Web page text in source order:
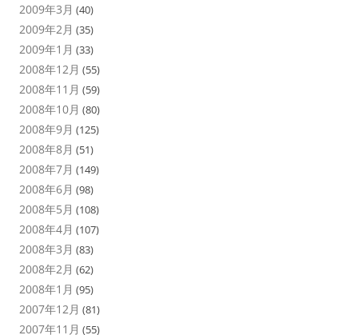
2009年3月 (40)
2009年2月 (35)
2009年1月 (33)
2008年12月 (55)
2008年11月 (59)
2008年10月 (80)
2008年9月 (125)
2008年8月 (51)
2008年7月 (149)
2008年6月 (98)
2008年5月 (108)
2008年4月 (107)
2008年3月 (83)
2008年2月 (62)
2008年1月 (95)
2007年12月 (81)
2007年11月 (55)